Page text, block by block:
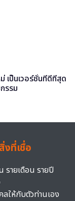
เป็นเวอร์ชั่นที่ดีที่สุด
รรม
งที่เชื่อ
รายเดือน รายปี
ให้กับตัวท่านเอง